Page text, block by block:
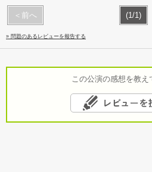
＜前へ (1/1)
» 問題のあるレビューを報告する
この公演の感想を教え